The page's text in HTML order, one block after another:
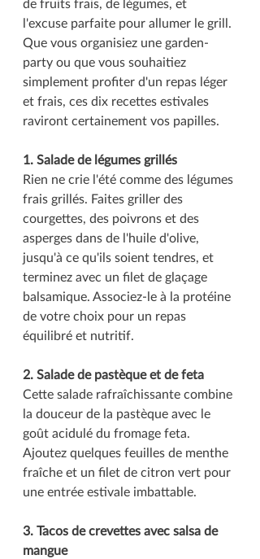
de fruits frais, de légumes, et
l'excuse parfaite pour allumer le grill.
Que vous organisiez une garden-
party ou que vous souhaitiez
simplement profiter d'un repas léger
et frais, ces dix recettes estivales
raviront certainement vos papilles.
1. Salade de légumes grillés
Rien ne crie l'été comme des légumes
frais grillés. Faites griller des
courgettes, des poivrons et des
asperges dans de l'huile d'olive,
jusqu'à ce qu'ils soient tendres, et
terminez avec un filet de glaçage
balsamique. Associez-le à la protéine
de votre choix pour un repas
équilibré et nutritif.
2. Salade de pastèque et de feta
Cette salade rafraîchissante combine
la douceur de la pastèque avec le
goût acidulé du fromage feta.
Ajoutez quelques feuilles de menthe
fraîche et un filet de citron vert pour
une entrée estivale imbattable.
3. Tacos de crevettes avec salsa de
mangue